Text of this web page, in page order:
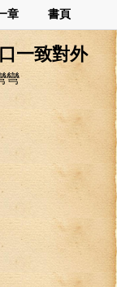
章 書頁
一致對外
彎